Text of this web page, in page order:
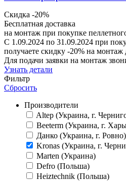
Скидка -20%
Бесплатная доставка
на монтаж при покупке
С 1.09.2024 по 31.09.2024 при
получаете скидку -20% на монтаж
Для подачи заявки на монтаж
Узнать детали
Фильтр
Сбросить
Производители
Altep (Украина, г.
Beeterm (Украина, г.
Данко (Украина, г. Ровно)
Kronas (Украина, г.
Marten (Украина)
Defro (Польша)
Heiztechnik (Польша)